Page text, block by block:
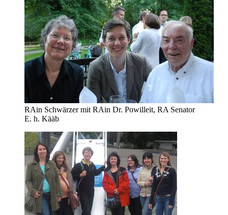
RAin Schwärzer mit RAin Dr. Powilleit, RA Senator
E. h. Kääb